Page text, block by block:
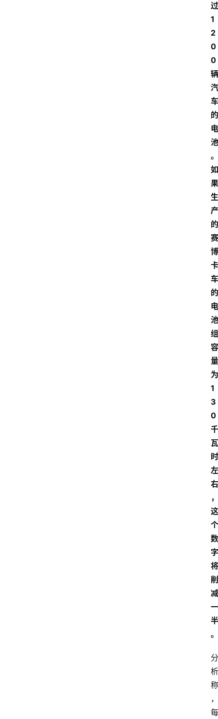
过
1
2
0
0
辆
汽
车
的
电
池
。
如
果
生
产
的
赛
博
卡
车
的
电
池
组
容
量
为
1
3
0
千
瓦
时
左
右
，
这
个
数
字
将
削
减
一
半
。
分
析
称
，
每